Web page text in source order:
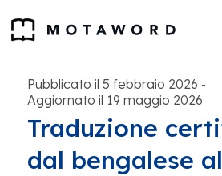
Pubblicato il 5 febbraio 2026 -
Aggiornato il 19 maggio 2026
Traduzione
dal bengalese